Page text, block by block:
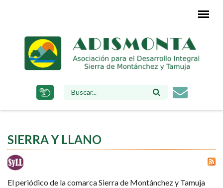
principal
BÚSQUEDA
SIERRA Y LLANO
El periódico de la comarca Sierra de Montánchez y Tamuja